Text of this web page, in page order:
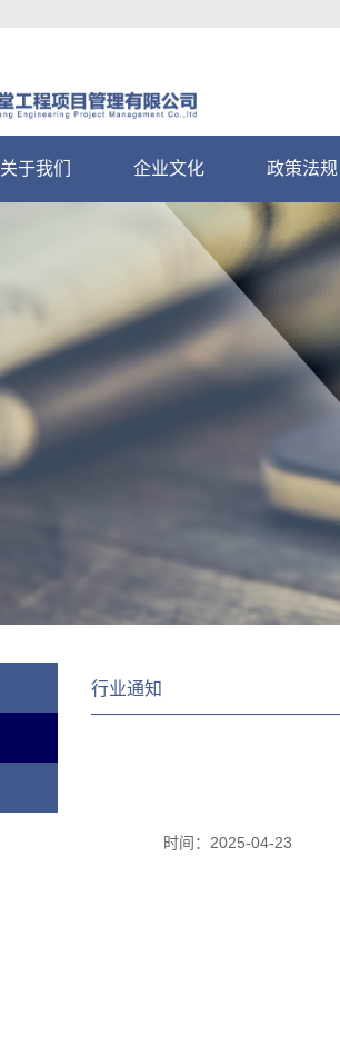
关于我们 企业文化 政策法规
行业通知
时间： 2025-04-23